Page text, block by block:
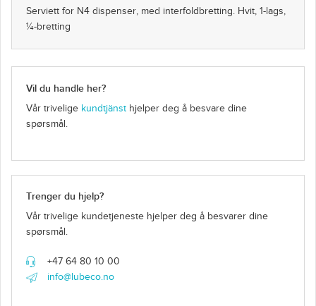
Serviett for N4 dispenser, med interfoldbretting. Hvit, 1-lags,
¼-bretting
Vil du handle her?
Vår trivelige kundtjänst hjelper deg å besvare dine
spørsmål.
Trenger du hjelp?
Vår trivelige kundetjeneste hjelper deg å besvarer dine
spørsmål.
+47 64 80 10 00
info@lubeco.no